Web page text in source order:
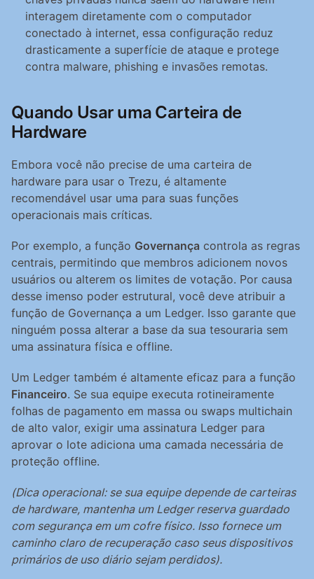
interagem diretamente com o computador
conectado à internet, essa configuração reduz
drasticamente a superfície de ataque e protege
contra malware, phishing e invasões remotas.
Quando Usar uma Carteira de
Hardware
Embora você não precise de uma carteira de
hardware para usar o Trezu, é altamente
recomendável usar uma para suas funções
operacionais mais críticas.
Por exemplo, a função Governança controla as regras
centrais, permitindo que membros adicionem novos
usuários ou alterem os limites de votação. Por causa
desse imenso poder estrutural, você deve atribuir a
função de Governança a um Ledger. Isso garante que
ninguém possa alterar a base da sua tesouraria sem
uma assinatura física e offline.
Financeiro. Se sua equipe executa rotineiramente
folhas de pagamento em massa ou swaps multichain
de alto valor, exigir uma assinatura Ledger para
aprovar o lote adiciona uma camada necessária de
proteção offline.
(Dica operacional: se sua equipe depende de carteiras
de hardware, mantenha um Ledger reserva guardado
com segurança em um cofre físico. Isso fornece um
caminho claro de recuperação caso seus dispositivos
primários de uso diário sejam perdidos).